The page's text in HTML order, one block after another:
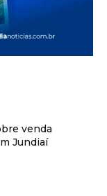
venda
Jundiaí